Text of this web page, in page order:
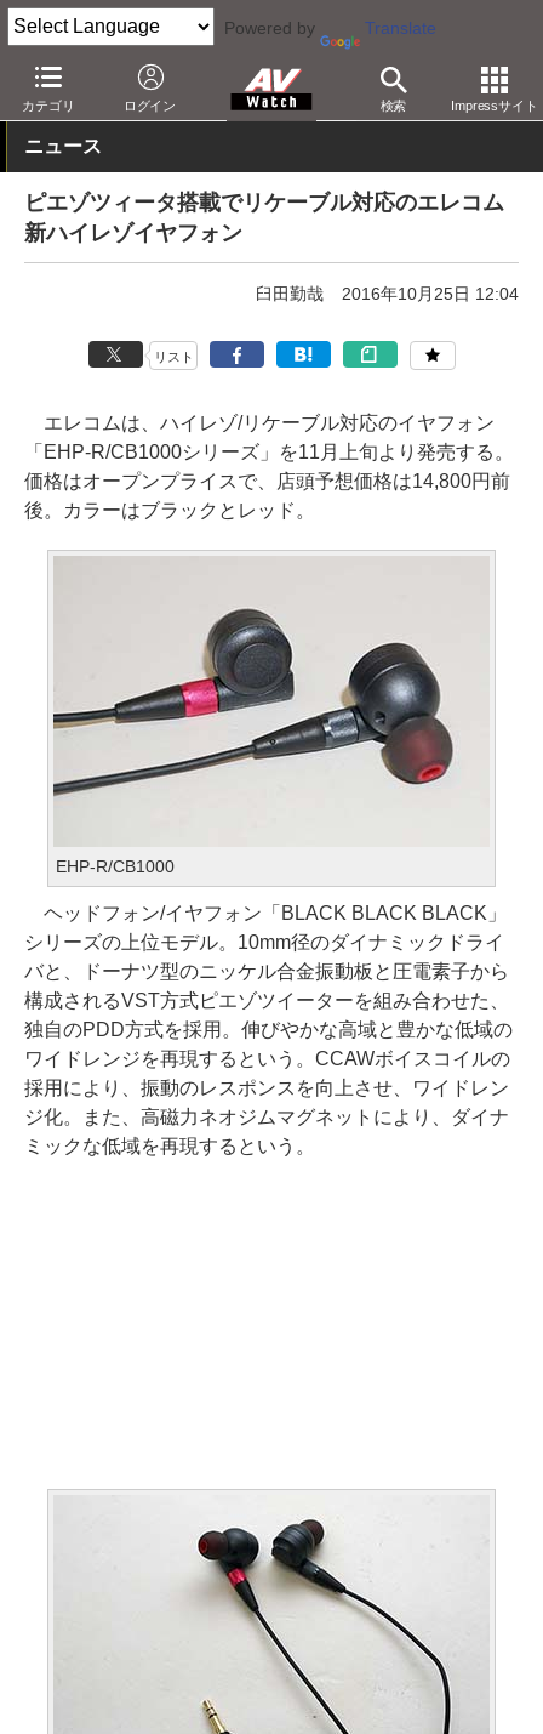
Powered by Translate
カテゴリ ログイン 検索 Impressサイト
AV Watch 製品 ヘッドフォン その他
ニュース
ピエゾツィータ搭載でリケーブル対応のエレコム
新ハイレゾイヤフォン
臼田勤哉 2016年10月25日 12:04
リスト
エレコムは、ハイレゾ/リケーブル対応のイヤフォン
「EHP-R/CB1000シリーズ」を11月上旬より発売する。
価格はオープンプライスで、店頭予想価格は14,800円前
後。カラーはブラックとレッド。
EHP-R/CB1000
ヘッドフォン/イヤフォン「BLACK BLACK BLACK」
シリーズの上位モデル。10mm径のダイナミックドライ
バと、ドーナツ型のニッケル合金振動板と圧電素子から
構成されるVST方式ピエゾツイーターを組み合わせた、
独自のPDD方式を採用。伸びやかな高域と豊かな低域の
ワイドレンジを再現するという。CCAWボイスコイルの
採用により、振動のレスポンスを向上させ、ワイドレン
ジ化。また、高磁力ネオジムマグネットにより、ダイナ
ミックな低域を再現するという。